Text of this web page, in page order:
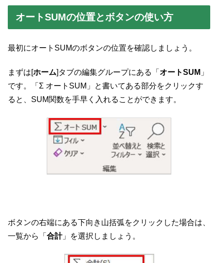
オートSUMの位置とボタンの使い方
最初にオートSUMのボタンの位置を確認しましょう。
まずは[ホーム]タブの編集グループにある「 オートSUM 」
です。「Σ オートSUM」と書いてある部分をクリックす
ると、SUM関数を手早く入れることができます。
ボタンの右端にある下向き山括弧をクリックした場合は、
一覧から「 合計」を選択しましょう。